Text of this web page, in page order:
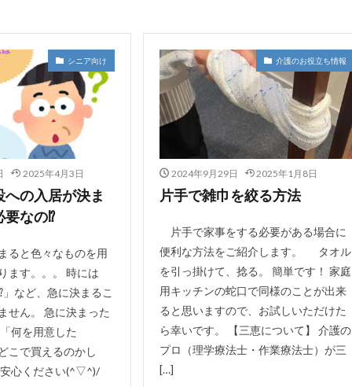
シニア向け
2025年4月3日
への入居が決ま
要なの⁉
ると色々なものを用
ます。。。 時には
」など、急に決まるこ
せん。 急に決まった
何を用意した
こで買えるのかし
安心ください(^▽^)/
介護のお役立ち情報
2024年9月29日 2025年1月8日
片手で雑巾を絞る方法
片手で家事をする必要がある場合に
便利な方法をご紹介します。 タオル
を引っ掛けて、捻る。 簡単です！ 家庭
用キッチンの蛇口で同様のことが出来
ると思いますので、お試しいただけた
ら幸いです。 【三恵について】 介護の
プロ（理学療法士・作業療法士）が三
[…]